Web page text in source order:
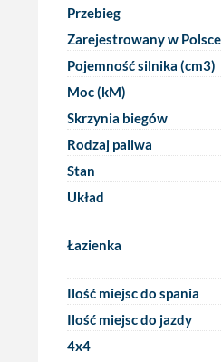
Przebieg
Zarejestrowany w Polsce
Pojemność silnika (cm3)
Moc (kM)
Skrzynia biegów
Rodzaj paliwa
Stan
Układ
Łazienka
Ilość miejsc do spania
Ilość miejsc do jazdy
4x4